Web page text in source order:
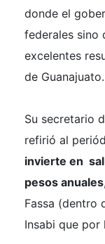
donde el
federales sino
excelentes
de Guanajuato.
Su secretario
refirió al
invierte en
pesos anuales
Fassa (dentro
Insabi que por